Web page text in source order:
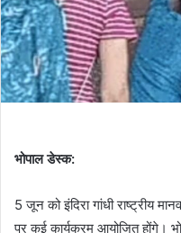
भोपाल डेस्क:
5 जून को इंदिरा गांधी राष्ट्रीय
पर कई कार्यक्रम आयोजित होंगे।